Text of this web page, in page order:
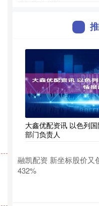
大鑫优配资讯 以色列
部门负责人
融凯配资 新坐标股价又
432%